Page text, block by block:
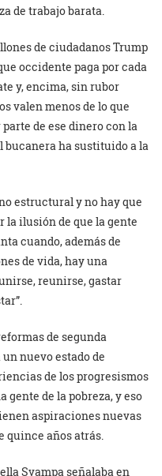
de trabajo barata.
de ciudadanos Trump
occidente paga por cada
y, encima, sin rubor
valen menos de lo que
de ese dinero con la
bucanera ha sustituido a la
estructural y no hay que
la ilusión de que la gente
cuando, además de
de vida, hay una
reunirse, gastar
de segunda
nuevo estado de
de los progresismos
de la pobreza, y eso
aspiraciones nuevas
quince años atrás.
Svampa señalaba en